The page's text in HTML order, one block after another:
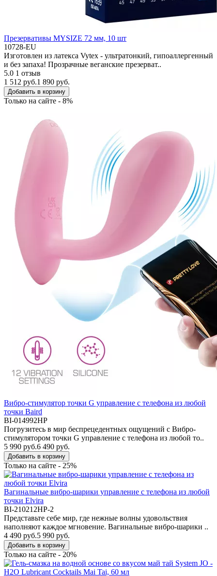
Презервативы MYSIZE 72 мм, 10 шт
10728-EU
Изготовлен из латекса Vytex - ультратонкий, гипоаллергенный
и без запаха! Прозрачные веганские презерват..
5.0 1 отзыв
1 512 руб.1 890 руб.
Добавить в корзину
Только на сайте - 8%
Вибро-стимулятор точки G управление с телефона из любой
точки Baird
BI-014992HP
Погрузитесь в мир беспрецедентных ощущений с Вибро-
стимулятором точки G управление с телефона из любой то..
5 990 руб.6 490 руб.
Добавить в корзину
Только на сайте - 25%
Вагинальные вибро-шарики управление с телефона из любой
точки Elvira
BI-210212HP-2
Представьте себе мир, где нежные волны удовольствия
наполняют каждое мгновение. Вагинальные вибро-шарики ..
4 490 руб.5 990 руб.
Добавить в корзину
Только на сайте - 20%